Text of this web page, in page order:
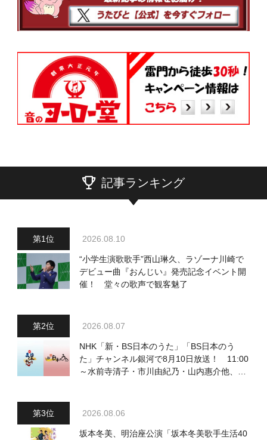
記事ランキング
2026.08.10
“小学生演歌歌手”西山琳久、ラゾーナ川崎で
デビュー曲『おんじい』発売記念イベント開
催！ 堂々の歌声で観客魅了
2026.08.07
NHK「新・BS日本のうた」「BS日本のう
た」チャンネル銀河で8月10日放送！ 11:00
～水前寺清子・市川由紀乃・山内惠介他、
2026.08.06
坂本冬美、明治座公演「坂本冬美歌手生活40